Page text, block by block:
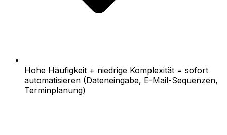
Hohe Häufigkeit + niedrige Komplexität = sofort
automatisieren (Dateneingabe, E-Mail-Sequenzen,
Terminplanung)